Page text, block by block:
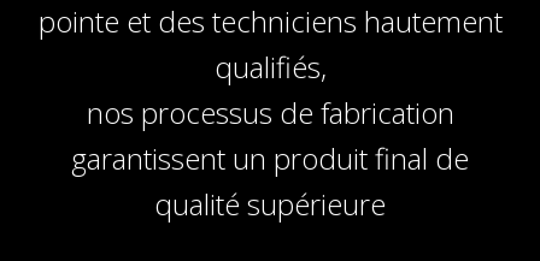
pointe et des techniciens hautement
qualifiés,
nos processus de fabrication
garantissent un produit final de
qualité supérieure